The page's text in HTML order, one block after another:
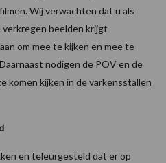
Wij verwachten dat u als
verkregen beelden krijgt
om mee te kijken en mee te
nodigen de POV en de
komen kijken in de varkensstallen
en teleurgesteld dat er op